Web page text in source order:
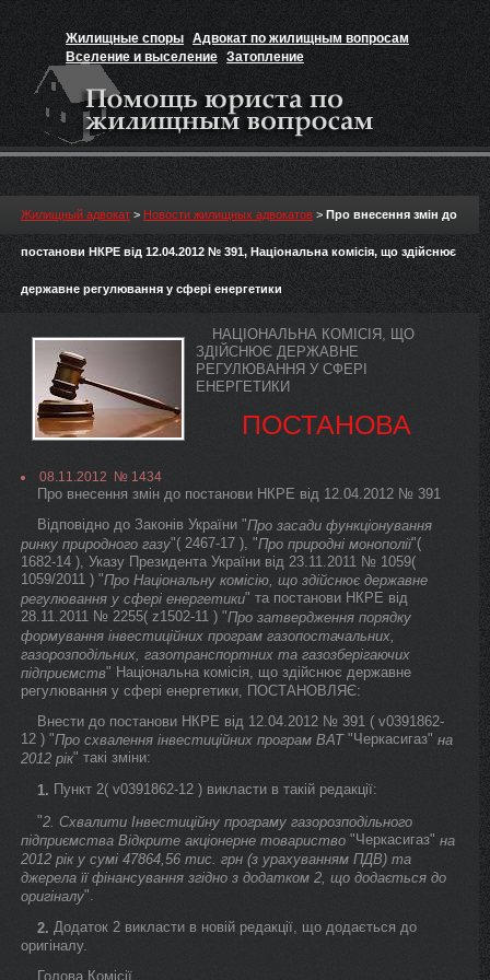
Жилищные споры Адвокат по жилищным вопросам
Вселение и выселение Затопление
Признание прав на жильё
Жилищный адвокат > Новости жилищных адвокатов > Про внесення змін до
постанови НКРЕ від 12.04.2012 № 391, Національна комісія, що здійснює
державне регулювання у сфері енергетики
НАЦІОНАЛЬНА КОМІСІЯ, ЩО
ЗДІЙСНЮЄ ДЕРЖАВНЕ
РЕГУЛЮВАННЯ У СФЕРІ
ЕНЕРГЕТИКИ
ПОСТАНОВА
08.11.2012 № 1434
Про внесення змін до постанови НКРЕ від 12.04.2012 № 391
Відповідно до Законів України "Про засади функціонування
ринку природного газу"( 2467-17 ), "Про природні монополії"(
1682-14 ), Указу Президента України від 23.11.2011 № 1059(
1059/2011 ) "Про Національну комісію, що здійснює державне
регулювання у сфері енергетики" та постанови НКРЕ від
28.11.2011 № 2255( z1502-11 ) "Про затвердження порядку
формування інвестиційних програм газопостачальних,
газорозподільних, газотранспортних та газозберігаючих
підприємств" Національна комісія, що здійснює державне
регулювання у сфері енергетики, ПОСТАНОВЛЯЄ:
Внести до постанови НКРЕ від 12.04.2012 № 391 ( v0391862-
12 ) "Про схвалення інвестиційних програм ВАТ "Черкасигаз" на
2012 рік" такі зміни:
1. Пункт 2( v0391862-12 ) викласти в такій редакції:
"2. Схвалити Інвестиційну програму газорозподільного
підприємства Відкрите акціонерне товариство "Черкасигаз" на
2012 рік у сумі 47864,56 тис. грн (з урахуванням ПДВ) та
джерела її фінансування згідно з додатком 2, що додається до
оригіналу".
2. Додаток 2 викласти в новій редакції, що додається до
оригіналу.
Голова Комісії